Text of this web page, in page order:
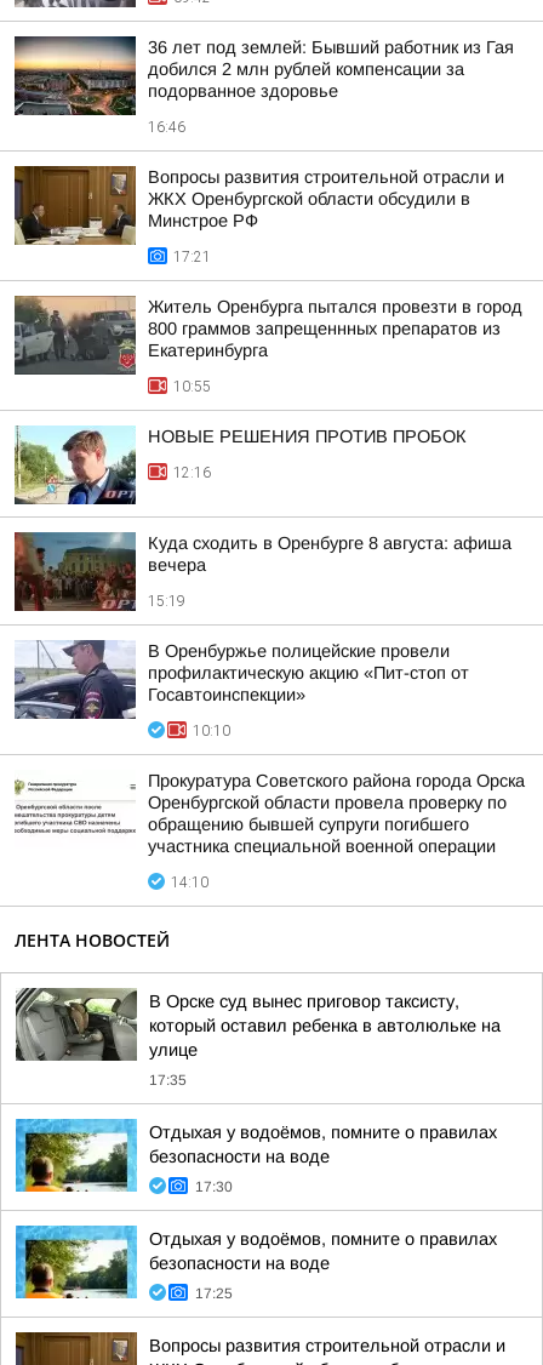
36 лет под землей: Бывший работник из Гая
добился 2 млн рублей компенсации за
подорванное здоровье
16:46
Вопросы развития строительной отрасли и
ЖКХ Оренбургской области обсудили в
Минстрое РФ
17:21
Житель Оренбурга пытался провезти в город
800 граммов запрещеннных препаратов из
Екатеринбурга
10:55
НОВЫЕ РЕШЕНИЯ ПРОТИВ ПРОБОК
12:16
Куда сходить в Оренбурге 8 августа: афиша
вечера
15:19
В Оренбуржье полицейские провели
профилактическую акцию «Пит-стоп от
Госавтоинспекции»
10:10
Прокуратура Советского района города Орска
Оренбургской области провела проверку по
обращению бывшей супруги погибшего
участника специальной военной операции
14:10
ЛЕНТА НОВОСТЕЙ
В Орске суд вынес приговор таксисту,
который оставил ребенка в автолюльке на
улице
17:35
Отдыхая у водоёмов, помните о правилах
безопасности на воде
17:30
Отдыхая у водоёмов, помните о правилах
безопасности на воде
17:25
Вопросы развития строительной отрасли и